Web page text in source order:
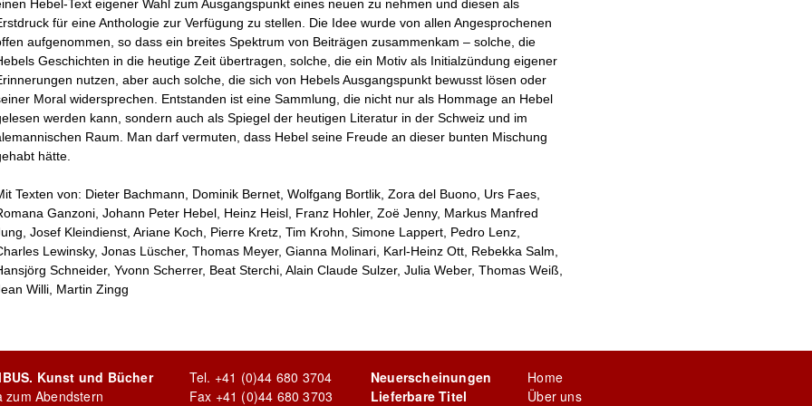
Hebel-Text eigener Wahl zum Ausgangspunkt eines neuen zu nehmen und diesen als
für eine Anthologie zur Verfügung zu stellen. Die Idee wurde von allen Angesprochenen
aufgenommen, so dass ein breites Spektrum von Beiträgen zusammenkam – solche, die
Geschichten in die heutige Zeit übertragen, solche, die ein Motiv als Initialzündung eigener
nutzen, aber auch solche, die sich von Hebels Ausgangspunkt bewusst lösen oder
Moral widersprechen. Entstanden ist eine Sammlung, die nicht nur als Hommage an Hebel
werden kann, sondern auch als Spiegel der heutigen Literatur in der Schweiz und im
Raum. Man darf vermuten, dass Hebel seine Freude an dieser bunten Mischung
hätte.
Texten von: Dieter Bachmann, Dominik Bernet, Wolfgang Bortlik, Zora del Buono, Urs Faes,
Ganzoni, Johann Peter Hebel, Heinz Heisl, Franz Hohler, Zoë Jenny, Markus Manfred
Josef Kleindienst, Ariane Koch, Pierre Kretz, Tim Krohn, Simone Lappert, Pedro Lenz,
Lewinsky, Jonas Lüscher, Thomas Meyer, Gianna Molinari, Karl-Heinz Ott, Rebekka Salm,
Schneider, Yvonn Scherrer, Beat Sterchi, Alain Claude Sulzer, Julia Weber, Thomas Weiß,
Willi, Martin Zingg
Kunst und Bücher
zum Abendstern
Tel. +41 (0)44 680 3704
Fax +41 (0)44 680 3703
Neuerscheinungen
Lieferbare Titel
Home
Über uns